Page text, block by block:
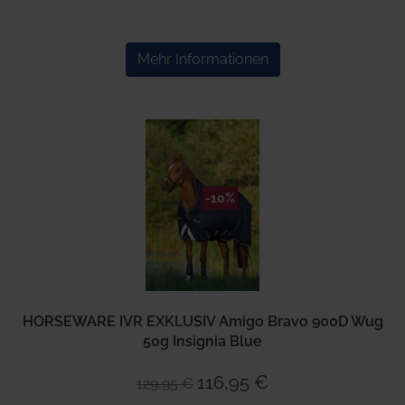
Mehr Informationen
-10%
HORSEWARE IVR EXKLUSIV Amigo Bravo 900D Wug
50g Insignia Blue
129,95 € 116,95 €